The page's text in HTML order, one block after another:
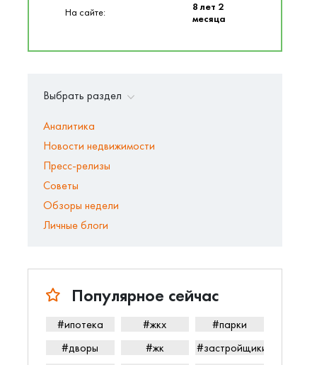
На сайте:
8 лет 2
месяца
Выбрать раздел
Аналитика
Новости недвижимости
Пресс-релизы
Советы
Обзоры недели
Личные блоги
Популярное сейчас
#ипотека #жкх
#парки
#дворы
#жк
#застройщики